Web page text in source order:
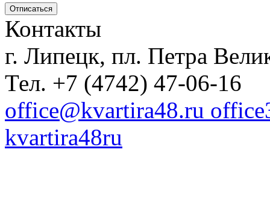
Контакты
г. Липецк, пл. Петра
Тел. +7 (4742) 47-06-16
office@kvartira48.ru
kvartira48ru